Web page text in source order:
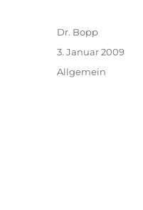
Autor
Dr. Bopp
Veröffentlicht
am
3. Januar 2009
Kategorien
Allgemein